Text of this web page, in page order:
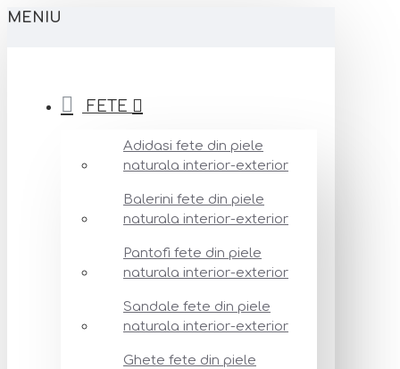
MENIU
FETE
Adidasi fete din piele
naturala interior-exterior
Balerini fete din piele
naturala interior-exterior
Pantofi fete din piele
naturala interior-exterior
Sandale fete din piele
naturala interior-exterior
Ghete fete din piele